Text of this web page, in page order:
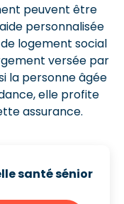
peuvent être
personnalisée
logement social
versée par
la personne âgée
elle profite
assurance.
santé sénior